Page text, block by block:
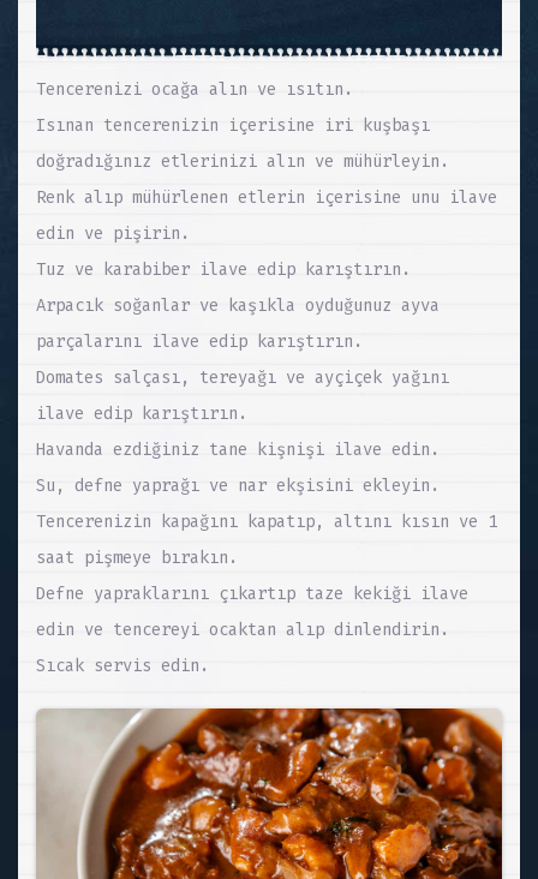
Tencerenizi ocağa alın ve ısıtın.
Isınan tencerenizin içerisine iri kuşbaşı
doğradığınız etlerinizi alın ve mühürleyin.
Renk alıp mühürlenen etlerin içerisine unu ilave
edin ve pişirin.
Tuz ve karabiber ilave edip karıştırın.
Arpacık soğanlar ve kaşıkla oyduğunuz ayva
parçalarını ilave edip karıştırın.
Domates salçası, tereyağı ve ayçiçek yağını
ilave edip karıştırın.
Havanda ezdiğiniz tane kişnişi ilave edin.
Su, defne yaprağı ve nar ekşisini ekleyin.
Tencerenizin kapağını kapatıp, altını kısın ve 1
saat pişmeye bırakın.
Defne yapraklarını çıkartıp taze kekiği ilave
edin ve tencereyi ocaktan alıp dinlendirin.
Sıcak servis edin.